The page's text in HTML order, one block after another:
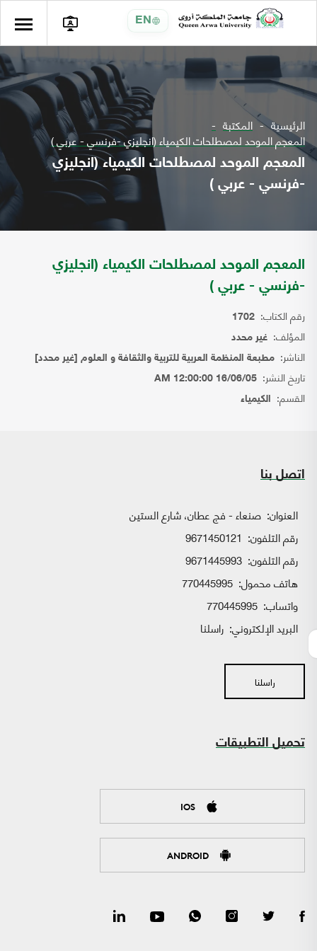
EN
الرئيسية المكتبة
المعجم الموحد لمصطلحات الكيمياء (انجليزي -فرنسي - عربي )
المعجم الموحد لمصطلحات الكيمياء (انجليزي
-فرنسي - عربي )
المعجم الموحد لمصطلحات الكيمياء (انجليزي
-فرنسي - عربي )
رقم الكتاب: 1702
المؤلف: غير محدد
الناشر: مطبعة المنظمة العربية للتربية والثقافة و العلوم [غير محدد]
تاريخ النشر: 16/06/05 12:00:00 AM
القسم: الكيمياء
اتصل بنا
العنوان: صنعاء - فج عطان، شارع الستين
رقم التلفون: 9671450121
رقم التلفون: 9671445993
هاتف محمول: 770445995
واتساب:
البريد الإلكتروني: راسلنا
راسلنا
تحميل التطبيقات
IOS
ANDROID